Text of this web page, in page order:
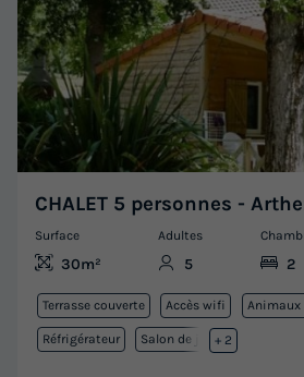
CHALET 5 personnes -
Surface
30m²
Adultes
5 2
Terrasse couverte Accès wifi Animaux
Réfrigérateur Salon de jardin
+ 2